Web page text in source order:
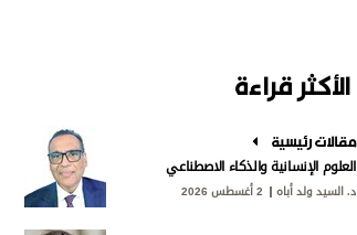
الأكثر قراءة
مقالات رئيسية
العلوم الإنسانية والذكاء الاصطناعي
د. السيد ولد أباه 2 أغسطس 2026